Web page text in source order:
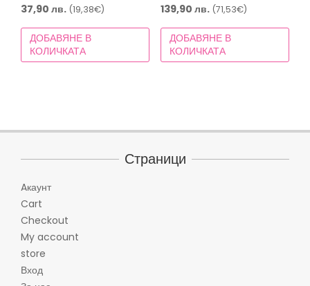
price
was:
37,90 лв. (19,38€)
цена
37,90 лв.
ДОБАВЯНЕ В
КОЛИЧКАТА
price
was:
139,90 лв.(71,53€)Текущата
цена
139,90 лв.
ДОБАВЯНЕ В
КОЛИЧКАТА
Страници
Aкаунт
Cart
Checkout
My account
store
Вход